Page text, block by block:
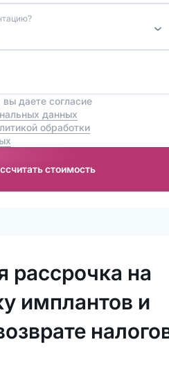
даете согласие
данных
обработки
стоимость
рассрочка на
имплантов и